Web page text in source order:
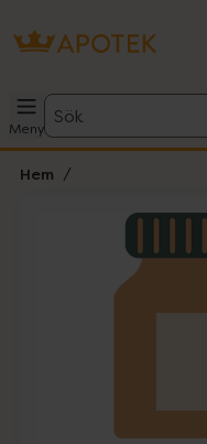
Meny
Sök
Hem
Lista: .